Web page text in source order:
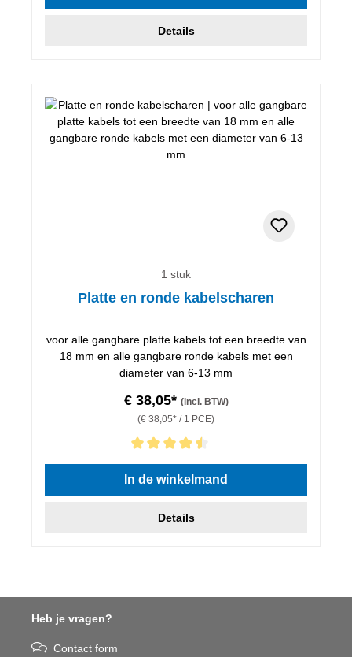
Details
1 stuk
Platte en ronde kabelscharen
voor alle gangbare platte kabels tot een breedte van
18 mm en alle gangbare ronde kabels met een
diameter van 6-13 mm
€ 38,05* (incl. BTW)
(€ 38,05* / 1 PCE)
Gemiddelde waardering van 4.5 van 5 sterren
In de winkelmand
Details
Heb je vragen?
Contact form